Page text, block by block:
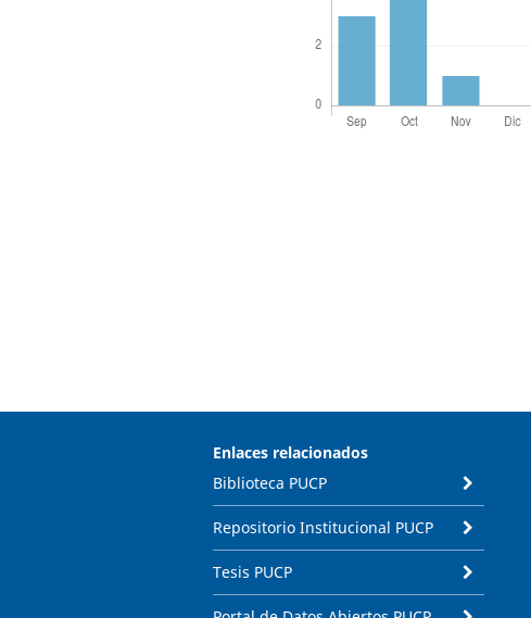
Enlaces relacionados
Biblioteca PUCP
Repositorio Institucional PUCP
Tesis PUCP